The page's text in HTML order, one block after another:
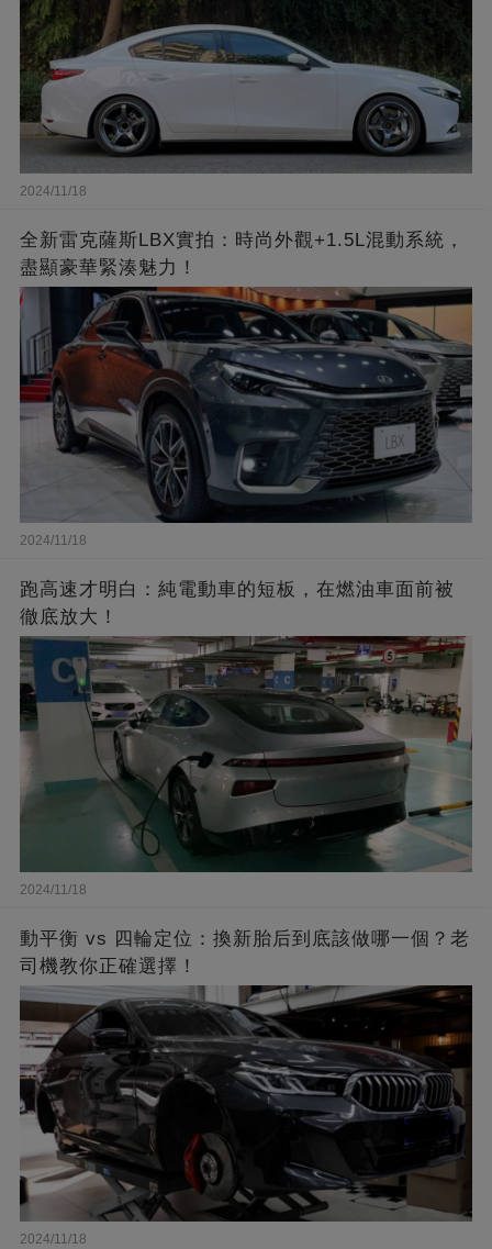
2024/11/18
全新雷克薩斯LBX實拍：時尚外觀+1.5L混動系統，
盡顯豪華緊湊魅力！
2024/11/18
跑高速才明白：純電動車的短板，在燃油車面前被
徹底放大！
2024/11/18
動平衡 vs 四輪定位：換新胎后到底該做哪一個？老
司機教你正確選擇！
2024/11/18